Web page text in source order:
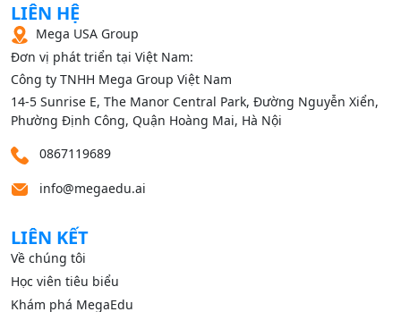
LIÊN HỆ
Mega USA Group
Đơn vị phát triển tại Việt Nam:
Công ty TNHH Mega Group Việt Nam
14‑5 Sunrise E, The Manor Central Park, Đường Nguyễn Xiển,
Phường Định Công, Quận Hoàng Mai, Hà Nội
0867119689
info@megaedu.ai
LIÊN KẾT
Về chúng tôi
Học viên tiêu biểu
Khám phá MegaEdu